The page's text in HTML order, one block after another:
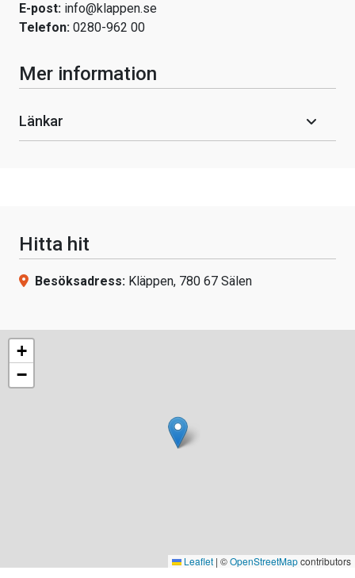
E-post: info@klappen.se
Telefon: 0280-962 00
Mer information
Länkar
Hitta hit
Besöksadress: Kläppen, 780 67 Sälen
+
−
Leaflet | ©OpenStreetMapcontributors